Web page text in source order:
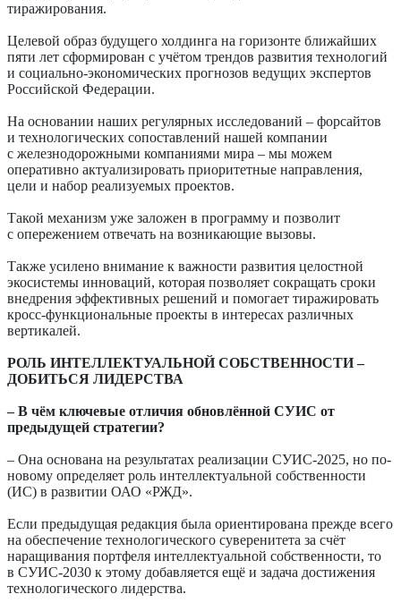
тиражирования.
Целевой образ будущего холдинга на горизонте ближайших
пяти лет сформирован с учётом трендов развития технологий
и социально-экономических прогнозов ведущих экспертов
Российской Федерации.
На основании наших регулярных исследований – форсайтов
и технологических сопоставлений нашей компании
с железнодорожными компаниями мира – мы можем
оперативно актуализировать приоритетные направления,
цели и набор реализуемых проектов.
Такой механизм уже заложен в программу и позволит
с опережением отвечать на возникающие вызовы.
Также усилено внимание к важности развития целостной
экосистемы инноваций, которая позволяет сокращать сроки
внедрения эффективных решений и помогает тиражировать
кросс-функциональные проекты в интересах различных
вертикалей.
РОЛЬ ИНТЕЛЛЕКТУАЛЬНОЙ СОБСТВЕННОСТИ –
ДОБИТЬСЯ ЛИДЕРСТВА
– В чём ключевые отличия обновлённой СУИС от
предыдущей стратегии?
– Она основана на результатах реализации СУИС-2025, но по-
новому определяет роль интеллектуальной собственности
(ИС) в развитии ОАО «РЖД».
Если предыдущая редакция была ориентирована прежде всего
на обеспечение технологического суверенитета за счёт
наращивания портфеля интеллектуальной собственности, то
в СУИС-2030 к этому добавляется ещё и задача достижения
технологического лидерства.